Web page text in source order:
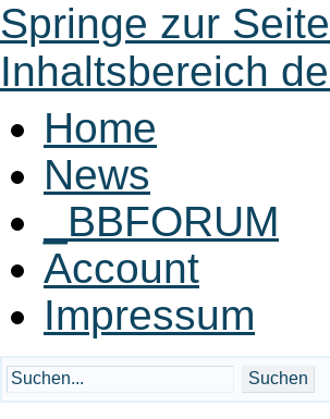
Springe zur
Inhaltsbereich
Home
News
_BBFORUM
Account
Impressum